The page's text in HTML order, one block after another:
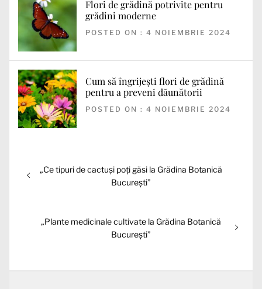
Flori de grădină potrivite pentru
grădini moderne
POSTED ON : 4 NOIEMBRIE 2024
Cum să îngrijești flori de grădină
pentru a preveni dăunătorii
POSTED ON : 4 NOIEMBRIE 2024
Navigare
în
Articolul
„Ce tipuri de cactuși poți găsi la Grădina Botanică
București”
Articolul
„Plante medicinale cultivate la Grădina Botanică
București”